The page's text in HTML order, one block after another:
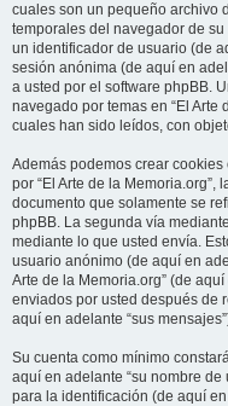
cuales son un pequeño archivo
temporales del navegador de
un identificador de usuario (de
sesión anónima (de aquí en
a usted por el software phpBB.
navegado por temas en “El Arte
cuales han sido leídos, con
Además podemos crear
por “El Arte de la
documento que solamente se
phpBB. La segunda vía
mediante lo que usted envía.
usuario anónimo (de aquí en
Arte de la Memoria.org” (de
enviados por usted después de
aquí en adelante “sus
Su cuenta como mínimo
aquí en adelante “su nombre
para la identificación (de aquí